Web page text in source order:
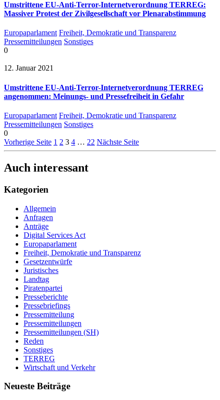
Umstrittene EU-Anti-Terror-Internetverordnung TERREG:
Massiver Protest der Zivilgesellschaft vor Plenarabstimmung
Europaparlament Freiheit, Demokratie und Transparenz
Pressemitteilungen Sonstiges
0
12. Januar 2021
Umstrittene EU-Anti-Terror-Internetverordnung TERREG
angenommen: Meinungs- und Pressefreiheit in Gefahr
Europaparlament Freiheit, Demokratie und Transparenz
Pressemitteilungen Sonstiges
0
Vorherige Seite 1 2 3 4 … 22 Nächste Seite
Auch interessant
Kategorien
Allgemein
Anfragen
Anträge
Digital Services Act
Europaparlament
Freiheit, Demokratie und Transparenz
Gesetzentwürfe
Juristisches
Landtag
Piratenpartei
Presseberichte
Pressebriefings
Pressemitteilung
Pressemitteilungen
Pressemitteilungen (SH)
Reden
Sonstiges
TERREG
Wirtschaft und Verkehr
Neueste Beiträge